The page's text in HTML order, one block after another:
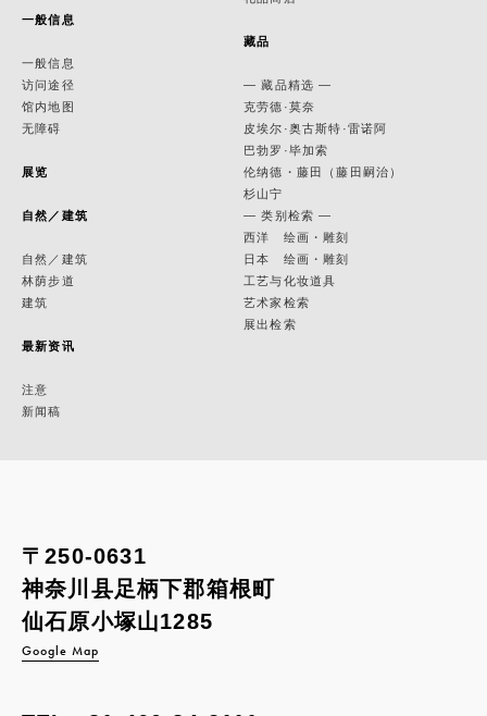
一般信息
一般信息
访问途径
馆内地图
无障碍
展览
自然／建筑
自然／建筑
林荫步道
建筑
最新资讯
注意
新闻稿
藏品
— 藏品精选 —
克劳德·莫奈
皮埃尔·奥古斯特·雷诺阿
巴勃罗·毕加索
伦纳德・藤田（藤田嗣治）
杉山宁
— 类别检索 —
西洋 绘画・雕刻
日本 绘画・雕刻
工艺与化妆道具
艺术家检索
展出检索
〒250-0631
神奈川县足柄下郡箱根町
仙石原小塚山1285
Google Map